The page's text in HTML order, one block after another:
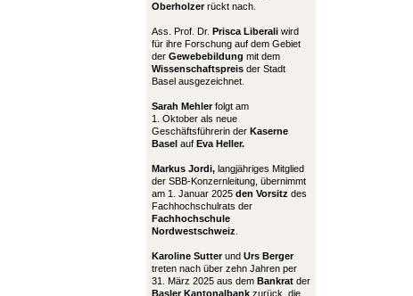
Oberholzerrückt nach.
Ass. Prof. Dr. Prisca Liberali wird
für ihre Forschung auf dem Gebiet
der Gewebebildung mit dem
Wissenschaftspreis der Stadt
Basel ausgezeichnet.
Sarah Mehlerfolgt am
1. Oktober als neue
Geschäftsführerin der Kaserne
Basel auf Eva Heller.
Markus Jordi, langjähriges Mitglied
der SBB-Konzernleitung, übernimmt
am 1. Januar 2025 den Vorsitz des
Fachhochschulrats der
Fachhochschule
Nordwestschweiz
Karoline Sutterund Urs Berger
treten nach über zehn Jahren per
31. März 2025 aus dem Bankrat der
Basler Kantonalbank zurück, die